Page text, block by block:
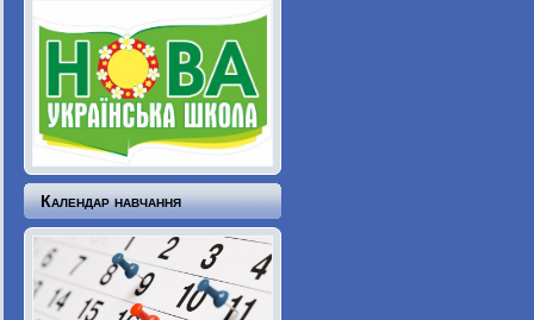
Календар навчання